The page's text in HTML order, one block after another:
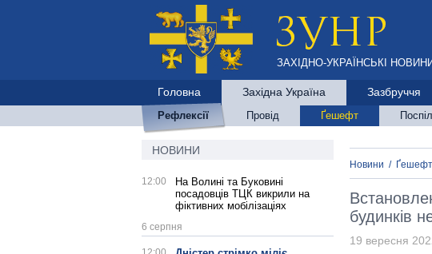
ЗАХІДНО-УКРАЇНСЬКІ
Головна Західна Україна Зазбруччя
Рефлексії Провід Ґешефт
НОВИНИ
12:00
На Волині та Буковині
посадовців ТЦК викрили на
фіктивних мобілізаціях
6 серпня
Новини / Ґешефт
будинків
19 вересня